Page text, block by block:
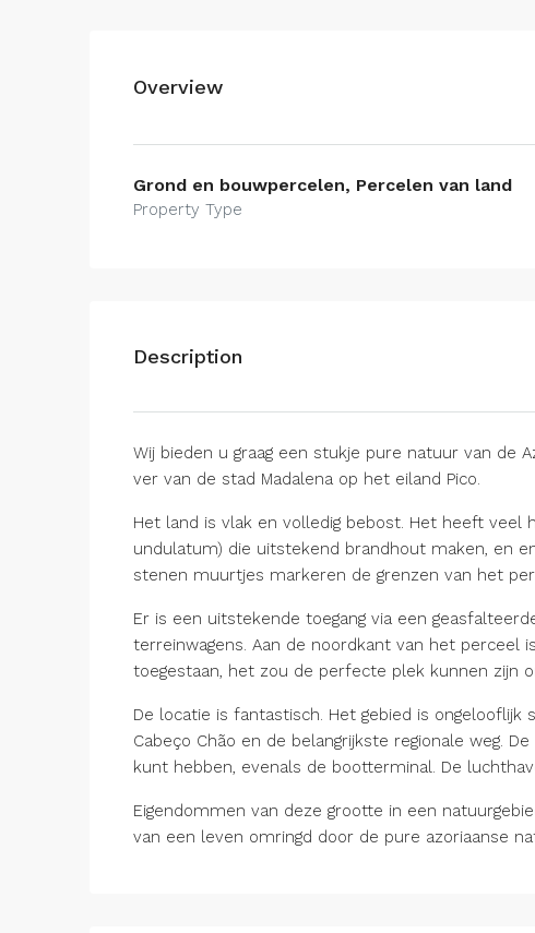
Overview
Grond en bouwpercelen, Percelen van land
Property Type
Description
Wij bieden u graag een stukje pure natuur van de
ver van de stad Madalena op het eiland Pico.
Het land is vlak en volledig bebost. Het heeft veel
undulatum) die uitstekend brandhout maken, en
stenen muurtjes markeren de grenzen van het
Er is een uitstekende toegang via een
terreinwagens. Aan de noordkant van het perceel
toegestaan, het zou de perfecte plek kunnen zijn
De locatie is fantastisch. Het gebied is
Cabeço Chão en de belangrijkste regionale weg.
kunt hebben, evenals de bootterminal. De
Eigendommen van deze grootte in een
van een leven omringd door de pure azoriaanse